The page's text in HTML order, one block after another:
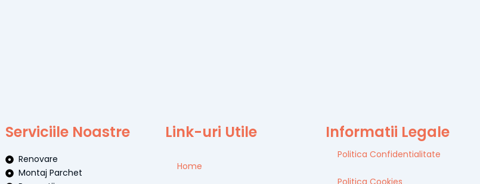
Serviciile Noastre
Renovare
Montaj Parchet
Link-uri Utile
Home
Informatii Legale
Politica Confidentialitate
Politica Cookies